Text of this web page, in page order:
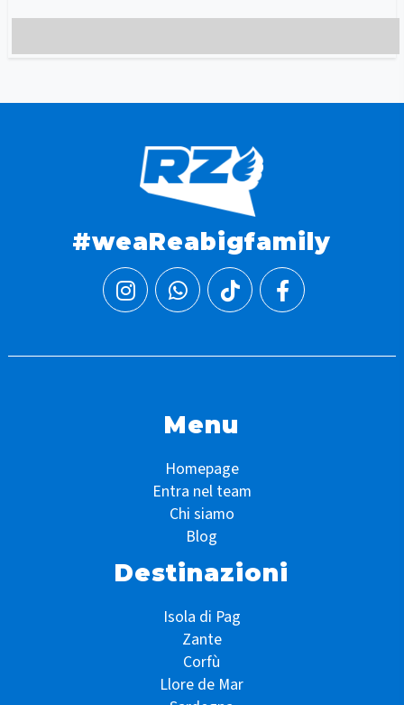
#weaReabigfamily
Menu
Homepage
Entra nel team
Chi siamo
Blog
Destinazioni
Isola di Pag
Zante
Corfù
Llore de Mar